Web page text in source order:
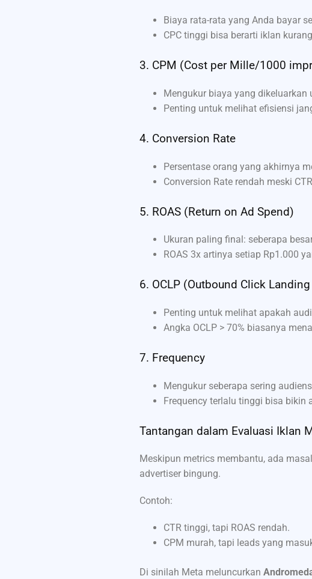
Biaya rata-rata yang Anda bayar
CPC tinggi bisa berarti iklan
3. CPM (Cost per Mille/1000
Mengukur biaya yang
Penting untuk melihat efisiensi
4. Conversion Rate
Persentase orang yang akhirnya
Conversion Rate rendah meski
5. ROAS (Return on Ad Spend)
Ukuran paling final: seberapa
ROAS 3x artinya setiap Rp1.000
6. OCLP (Outbound Click
Penting untuk melihat apakah
Angka OCLP > 70% biasanya
7. Frequency
Mengukur seberapa sering
Frequency terlalu tinggi bisa bikin
Tantangan dalam Evaluasi Iklan
Meskipun metrics membantu, ada
advertiser bingung.
Contoh:
CTR tinggi, tapi ROAS rendah.
CPM murah, tapi leads yang
Di sinilah Meta meluncurkan